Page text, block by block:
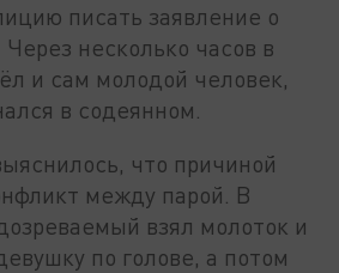
писать заявление о
несколько часов в
и сам молодой человек,
в содеянном.
что причиной
между парой. В
взял молоток и
по голове, а потом